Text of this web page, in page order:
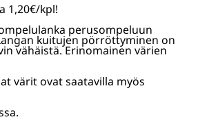
(0908)
(0922)
1,20€/kpl!
perusompeluun
kuitujen pörröttyminen on
vähäistä. Erinomainen värien
värit ovat saatavilla myös